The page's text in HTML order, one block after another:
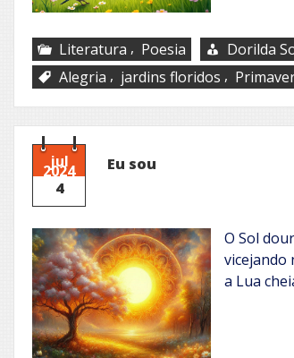
Literatura , Poesia
Dorilda
Alegria , jardins floridos ,
jul
2024
4
Eu sou
O Sol
vicejando
a Lua